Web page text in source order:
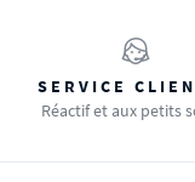
SERVICE
Réactif et aux petits